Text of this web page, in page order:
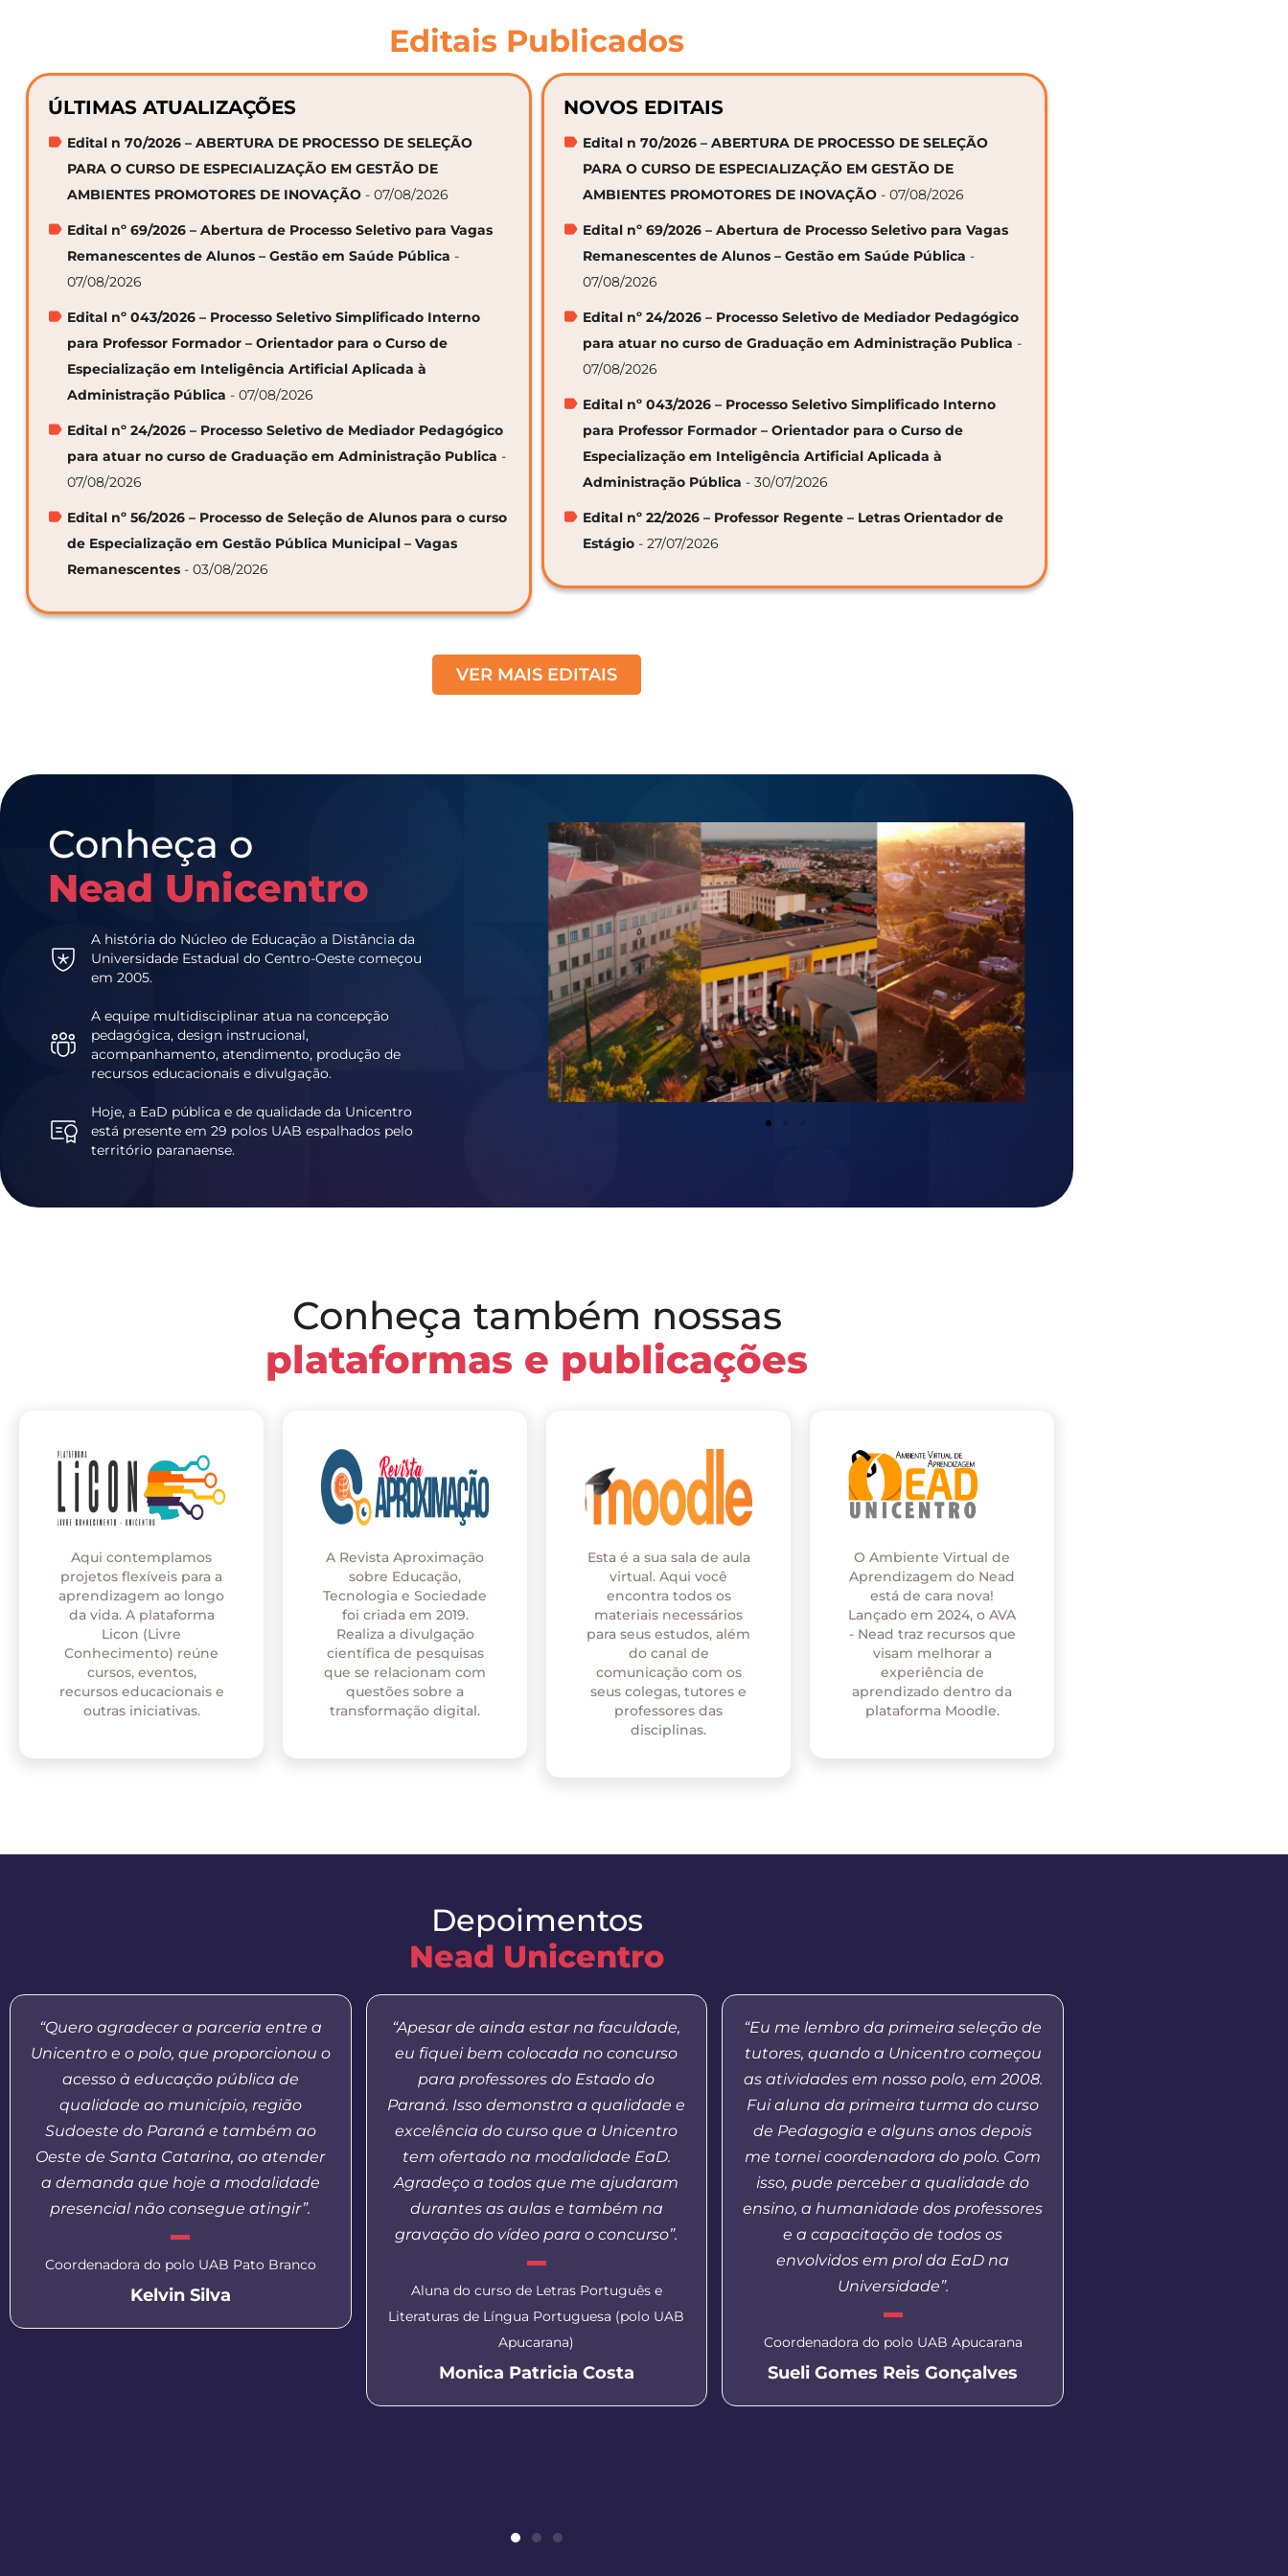
Editais Publicados
ÚLTIMAS ATUALIZAÇÕES
Edital n 70/2026 – ABERTURA DE PROCESSO DE SELEÇÃO
PARA O CURSO DE ESPECIALIZAÇÃO EM GESTÃO DE
AMBIENTES PROMOTORES DE INOVAÇÃO - 07/08/2026
Edital nº 69/2026 – Abertura de Processo Seletivo para Vagas
Remanescentes de Alunos – Gestão em Saúde Pública -
07/08/2026
Edital nº 043/2026 – Processo Seletivo Simplificado Interno
para Professor Formador – Orientador para o Curso de
Especialização em Inteligência Artificial Aplicada à
Administração Pública - 07/08/2026
Edital nº 24/2026 – Processo Seletivo de Mediador Pedagógico
para atuar no curso de Graduação em Administração Publica -
07/08/2026
Edital nº 56/2026 – Processo de Seleção de Alunos para o curso
de Especialização em Gestão Pública Municipal – Vagas
Remanescentes - 03/08/2026
NOVOS EDITAIS
Edital n 70/2026 – ABERTURA DE PROCESSO DE SELEÇÃO
PARA O CURSO DE ESPECIALIZAÇÃO EM GESTÃO DE
AMBIENTES PROMOTORES DE INOVAÇÃO - 07/08/2026
Edital nº 69/2026 – Abertura de Processo Seletivo para Vagas
Remanescentes de Alunos – Gestão em Saúde Pública -
07/08/2026
Edital nº 24/2026 – Processo Seletivo de Mediador Pedagógico
para atuar no curso de Graduação em Administração Publica -
07/08/2026
Edital nº 043/2026 – Processo Seletivo Simplificado Interno
para Professor Formador – Orientador para o Curso de
Especialização em Inteligência Artificial Aplicada à
Administração Pública - 30/07/2026
Edital nº 22/2026 – Professor Regente – Letras Orientador de
Estágio - 27/07/2026
VER MAIS EDITAIS
Conheça o
Nead Unicentro
A história do Núcleo de Educação a Distância da
Universidade Estadual do Centro-Oeste começou
em 2005.
A equipe multidisciplinar atua na concepção
pedagógica, design instrucional,
acompanhamento, atendimento, produção de
recursos educacionais e divulgação.
Hoje, a EaD pública e de qualidade da Unicentro
está presente em 29 polos UAB espalhados pelo
território paranaense.
Conheça também nossas
plataformas e publicações
Aqui contemplamos
projetos flexíveis para a
aprendizagem ao longo
da vida. A plataforma
Licon (Livre
Conhecimento) reúne
cursos, eventos,
recursos educacionais e
outras iniciativas.
A Revista Aproximação
sobre Educação,
Tecnologia e Sociedade
foi criada em 2019.
Realiza a divulgação
científica de pesquisas
que se relacionam com
questões sobre a
transformação digital.
Esta é a sua sala de aula
virtual. Aqui você
encontra todos os
materiais necessários
para seus estudos, além
do canal de
comunicação com os
seus colegas, tutores e
professores das
disciplinas.
O Ambiente Virtual de
Aprendizagem do Nead
está de cara nova!
Lançado em 2024, o AVA
- Nead traz recursos que
visam melhorar a
experiência de
aprendizado dentro da
plataforma Moodle.
Depoimentos
Nead Unicentro
“Quero agradecer a parceria entre a
Unicentro e o polo, que proporcionou o
acesso à educação pública de
qualidade ao município, região
Sudoeste do Paraná e também ao
Oeste de Santa Catarina, ao atender
a demanda que hoje a modalidade
presencial não consegue atingir”.
Coordenadora do polo UAB Pato Branco
Kelvin Silva
“Apesar de ainda estar na faculdade,
eu fiquei bem colocada no concurso
para professores do Estado do
Paraná. Isso demonstra a qualidade e
excelência do curso que a Unicentro
tem ofertado na modalidade EaD.
Agradeço a todos que me ajudaram
durantes as aulas e também na
gravação do vídeo para o concurso”.
Aluna do curso de Letras Português e
Literaturas de Língua Portuguesa (polo UAB
Apucarana)
Monica Patricia Costa
“Eu me lembro da primeira seleção de
tutores, quando a Unicentro começou
as atividades em nosso polo, em 2008.
Fui aluna da primeira turma do curso
de Pedagogia e alguns anos depois
me tornei coordenadora do polo. Com
isso, pude perceber a qualidade do
ensino, a humanidade dos professores
e a capacitação de todos os
envolvidos em prol da EaD na
Universidade”.
Coordenadora do polo UAB Apucarana
Sueli Gomes Reis Gonçalves